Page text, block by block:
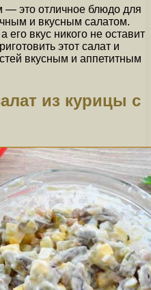
— это отличное блюдо для
и вкусным салатом.
его вкус никого не оставит
этот салат и
вкусным и аппетитным
из курицы с